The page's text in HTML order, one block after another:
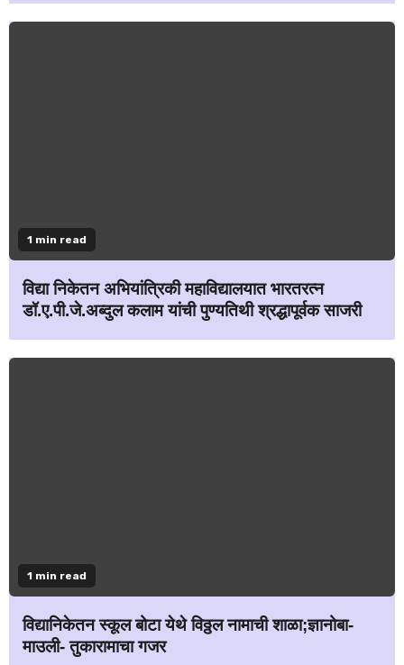
1 min read
विद्या निकेतन अभियांत्रिकी महाविद्यालयात भारतरत्न
डॉ.ए.पी.जे.अब्दुल कलाम यांची पुण्यतिथी श्रद्धापूर्वक साजरी
1 min read
विद्यानिकेतन स्कूल बोटा येथे विठ्ठल नामाची शाळा;ज्ञानोबा-
माउली- तुकारामाचा गजर